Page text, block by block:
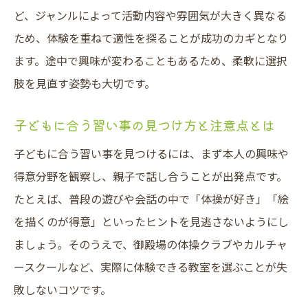
御殿場で人気の体操教室と習い事体験の意
義
習い事で身体表現と創造性を同時に伸ばす
御殿場の体操クラブが子どもに与える効果
体操やアートの習い事が心身の成長を支え
る
御殿場で習い事を始める最適なタイミング
習い事を始めるタイミングはいつが理想的
か
御殿場で習い事を始める年齢別ポイント解
ど、ジャンルによって活動内容や雰囲気が大きく異なる
ため、体験を重ねて適性を探ることが成功のカギとなり
ます。途中で興味が変わることもあるため、柔軟に選択
肢を見直す姿勢も大切です。
子どもに合う習い事の見つけ方と注意点とは
子どもに合う習い事を見つけるには、まず本人の興味や
得意分野を観察し、親子で話し合うことが出発点です。
たとえば、普段の遊びや会話の中で「体操が好き」「絵
を描くのが得意」といったヒントを見逃さないようにし
ましょう。そのうえで、御殿場の体操クラブやカルチャ
ースクールなど、実際に体験できる教室を選ぶことが失
敗しないコツです。